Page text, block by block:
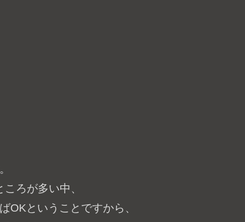
ろが多い中、
OKということですから、